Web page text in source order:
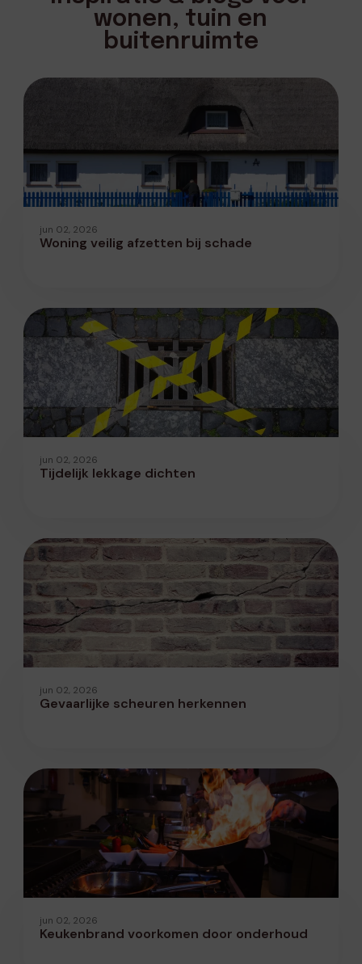
wonen, tuin en
buitenruimte
jun 02, 2026
Woning veilig afzetten bij schade
jun 02, 2026
Tijdelijk lekkage dichten
jun 02, 2026
Gevaarlijke scheuren herkennen
jun 02, 2026
Keukenbrand voorkomen door onderhoud